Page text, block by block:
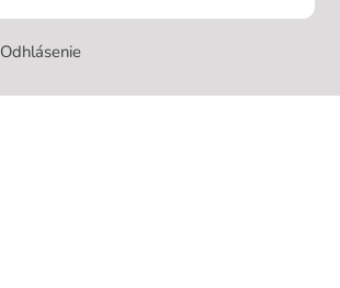
Odhlásenie